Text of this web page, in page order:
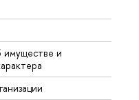
имуществе и